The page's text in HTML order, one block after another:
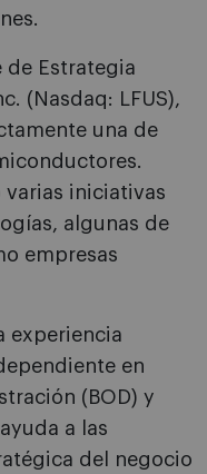
de Estrategia
(Nasdaq: LFUS),
una de
iniciativas
algunas de
empresas
experiencia
en
(BOD) y
a las
del negocio